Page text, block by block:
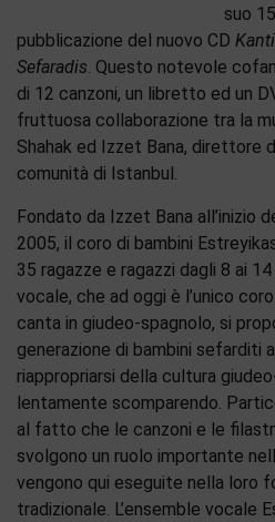
suo
pubblicazione del nuovo CD
Sefaradis. Questo notevole
di 12 canzoni, un libretto ed un
fruttuosa collaborazione tra la
Shahak ed Izzet Bana, direttore
comunità di Istanbul.
Fondato da Izzet Bana all’inizio
2005, il coro di bambini
35 ragazze e ragazzi dagli 8 ai
vocale, che ad oggi è l’unico
canta in giudeo-spagnolo, si
generazione di bambini sefarditi
riappropriarsi della cultura
lentamente scomparendo.
al fatto che le canzoni e le
svolgono un ruolo importante
vengono qui eseguite nella loro
tradizionale. L’ensemble vocale